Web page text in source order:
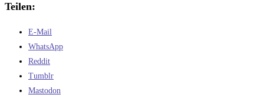
Teilen:
E-Mail
WhatsApp
Reddit
Tumblr
Mastodon